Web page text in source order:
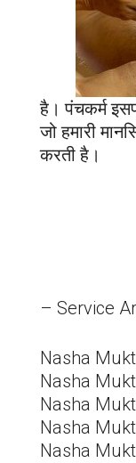
है। पंचकर्म
जो हमारी
करती है।
– Service
Nasha
Nasha
Nasha
Nasha
Nasha